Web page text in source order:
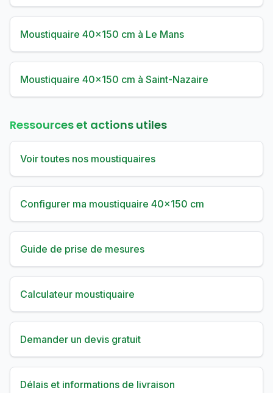
Moustiquaire 40×150 cm à Le Mans
Moustiquaire 40×150 cm à Saint-Nazaire
Ressources et actions utiles
Voir toutes nos moustiquaires
Configurer ma moustiquaire 40×150 cm
Guide de prise de mesures
Calculateur moustiquaire
Demander un devis gratuit
Délais et informations de livraison